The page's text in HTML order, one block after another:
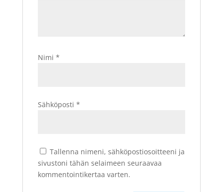
Nimi *
Sähköposti *
Tallenna nimeni, sähköpostiosoitteeni ja
sivustoni tähän selaimeen seuraavaa
kommentointikertaa varten.